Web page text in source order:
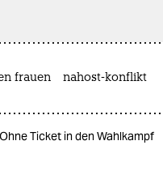
frauen nahost-konflikt
Ticket in den Wahlkampf